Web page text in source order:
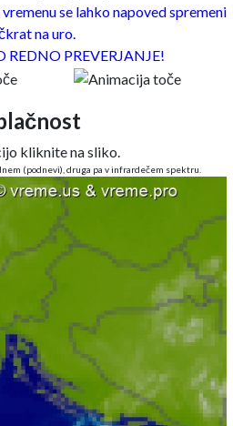
se lahko napoved spremeni
na uro.
REDNO PREVERJANJE!
kliknite na sliko.
(podnevi), druga pa v infrardečem spektru.